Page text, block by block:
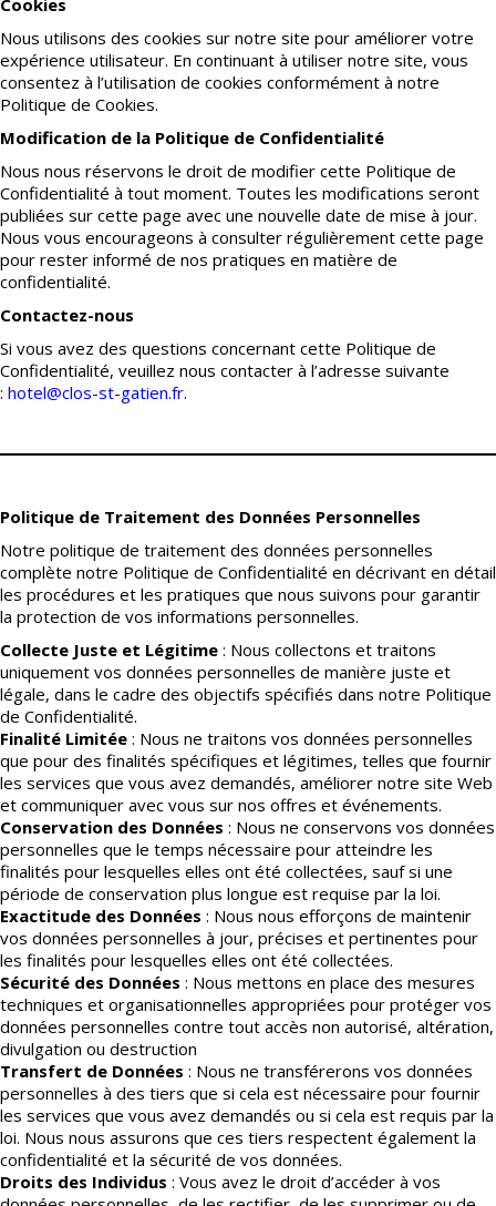
Nous utilisons des cookies sur notre site pour améliorer votre
expérience utilisateur. En continuant à utiliser notre site, vous
consentez à l’utilisation de cookies conformément à notre
Politique de Cookies.
Modification de la Politique de Confidentialité
Nous nous réservons le droit de modifier cette Politique de
Confidentialité à tout moment. Toutes les modifications seront
publiées sur cette page avec une nouvelle date de mise à jour.
Nous vous encourageons à consulter régulièrement cette page
pour rester informé de nos pratiques en matière de
confidentialité.
Contactez-nous
Si vous avez des questions concernant cette Politique de
Confidentialité, veuillez nous contacter à l’adresse suivante
: hotel@clos-st-gatien.fr.
Politique de Traitement des Données Personnelles
Notre politique de traitement des données personnelles
complète notre Politique de Confidentialité en décrivant en détail
les procédures et les pratiques que nous suivons pour garantir
la protection de vos informations personnelles.
Collecte Juste et Légitime : Nous collectons et traitons
uniquement vos données personnelles de manière juste et
légale, dans le cadre des objectifs spécifiés dans notre Politique
de Confidentialité.
Finalité Limitée : Nous ne traitons vos données personnelles
que pour des finalités spécifiques et légitimes, telles que fournir
les services que vous avez demandés, améliorer notre site Web
et communiquer avec vous sur nos offres et événements.
Conservation des Données : Nous ne conservons vos données
personnelles que le temps nécessaire pour atteindre les
finalités pour lesquelles elles ont été collectées, sauf si une
période de conservation plus longue est requise par la loi.
Exactitude des Données : Nous nous efforçons de maintenir
vos données personnelles à jour, précises et pertinentes pour
les finalités pour lesquelles elles ont été collectées.
Sécurité des Données : Nous mettons en place des mesures
techniques et organisationnelles appropriées pour protéger vos
données personnelles contre tout accès non autorisé, altération,
divulgation ou destruction
Transfert de Données : Nous ne transférerons vos données
personnelles à des tiers que si cela est nécessaire pour fournir
les services que vous avez demandés ou si cela est requis par la
loi. Nous nous assurons que ces tiers respectent également la
confidentialité et la sécurité de vos données.
Droits des Individus : Vous avez le droit d’accéder à vos